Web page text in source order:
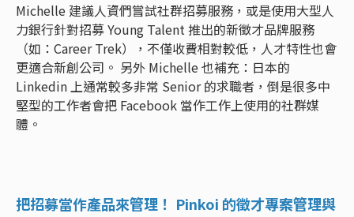
Michelle 建議人資們嘗試社群招募服務，或是使用大型人
力銀行針對招募 Young Talent 推出的新徵才品牌服務
（如：Career Trek），不僅收費相對較低，人才特性也會
更適合新創公司。 另外 Michelle 也補充：日本的
Linkedin 上通常較多非常 Senior 的求職者，倒是很多中
堅型的工作者會把 Facebook 當作工作上使用的社群媒
體。
把招募當作產品來管理！ Pinkoi 的徵才專案管理與